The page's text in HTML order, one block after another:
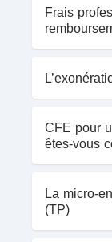
Frais
CFE pour
êtes-vous
La micro-
(TP)